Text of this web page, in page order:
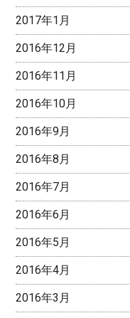
2017年1月
2016年12月
2016年11月
2016年10月
2016年9月
2016年8月
2016年7月
2016年6月
2016年5月
2016年4月
2016年3月